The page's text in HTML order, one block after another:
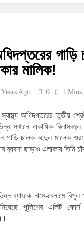
মালিক!
Ago 0 1 Mins
অধিদপ্তরের তৃতীয়
স্থানে একাধিক বিলাসবহুল
গাড়ি চালক আব্দুল মালেক
ব্যবসা ছাড়াও এলাকায় তিনি
ব্যাংকে নামে-বেনামে বিপুল
পুলিশের এলিট